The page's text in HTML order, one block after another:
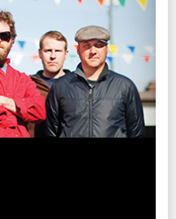
ていただきます。
ラウドファンディングの 「クリエ
」 のご利用対象となりま
イン